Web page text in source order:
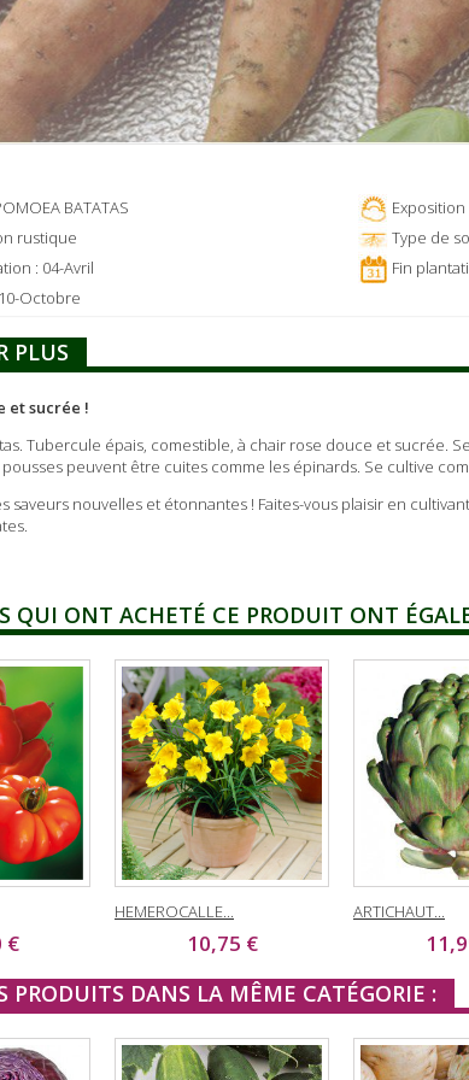
BATATAS
rustique
Type de
: 04-Avril
Fin
Octobre
PLUS
et sucrée !
Tubercule épais, comestible, à chair rose douce et sucrée.
peuvent être cuites comme les épinards. Se cultive
saveurs nouvelles et étonnantes ! Faites-vous plaisir en
QUI ONT ACHETÉ CE PRODUIT ONT
€
HEMEROCALLE...
10,75 €
ARTICHAUT...
PRODUITS DANS LA MÊME CATÉGORIE :